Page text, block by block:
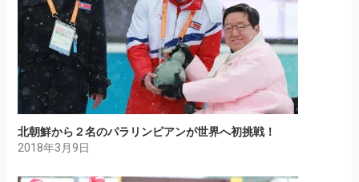
北朝鮮から２名のパラリンピアンが世界へ初挑戦！
2018年3月9日